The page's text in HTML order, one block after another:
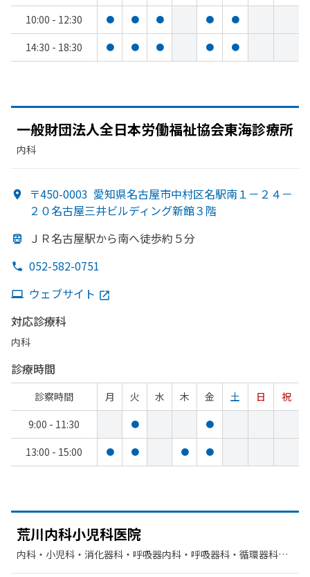
10:00 - 12:30 ● ● ● ● ●
14:30 - 18:30 ● ● ● ● ●
一般財団法人全日本労働福祉協会東海診療所
内科
〒450-0003 愛知県名古屋市中村区名駅南１－２４－
２０名古屋三井ビルディング新館３階
ＪＲ名古屋駅から南へ徒歩約５分
052-582-0751
ウェブサイト
対応診療科
内科
診療時間
診察時間 月 火 水 木 金 土 日
祝
9:00 - 11:30
● ●
13:00 - 15:00 ● ● ● ●
荒川内科小児科医院
内科・​小児科・​消化器科・​呼吸器内科・​呼吸器科・​循環器科・​